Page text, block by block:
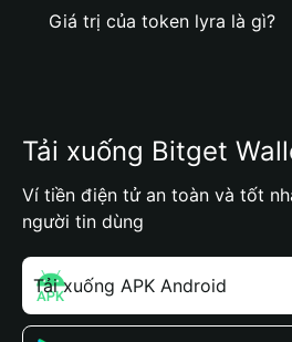
Giá trị của token lyra là gì?
Tải xuống Bitget
Ví tiền điện tử an toàn và tốt
người tin dùng
Tải xuống APK Android